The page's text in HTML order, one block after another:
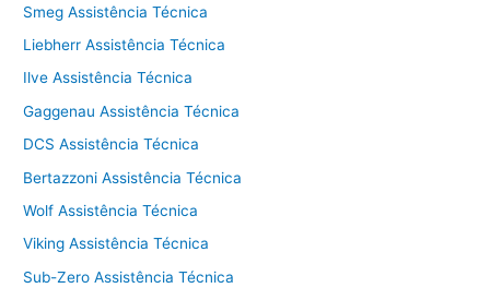
Smeg Assistência Técnica
Liebherr Assistência Técnica
Ilve Assistência Técnica
Gaggenau Assistência Técnica
DCS Assistência Técnica
Bertazzoni Assistência Técnica
Wolf Assistência Técnica
Viking Assistência Técnica
Sub-Zero Assistência Técnica